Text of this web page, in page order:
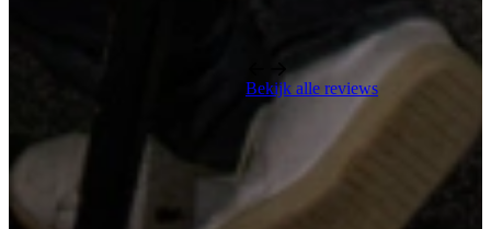
Bekijk alle reviews